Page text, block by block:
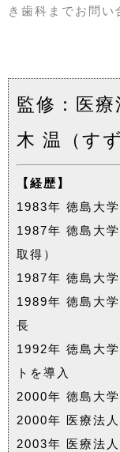
き歯科までお問い
監修：医
木 温（す
【経歴】
1983年 徳島大
1987年 徳島大
取得）
1987年 徳島大
1989年 徳島大
長
1992年 徳島大
トを導入
2000年 徳島大
2000年 医療法
2003年 医療法